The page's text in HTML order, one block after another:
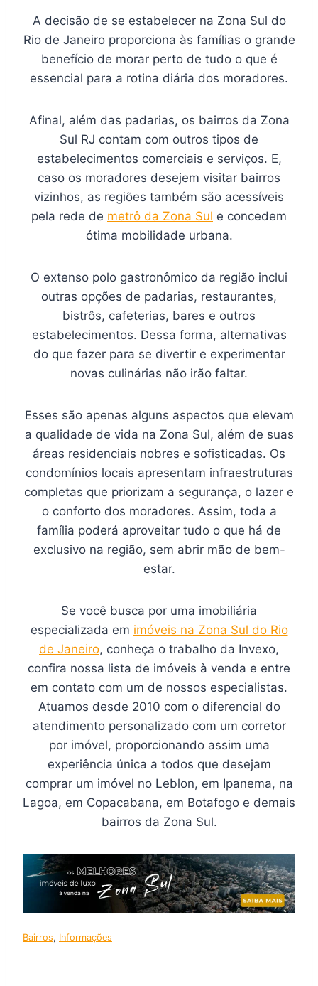
A decisão de se estabelecer na Zona Sul do
Rio de Janeiro proporciona às famílias o grande
benefício de morar perto de tudo o que é
essencial para a rotina diária dos moradores.
Afinal, além das padarias, os bairros da Zona
Sul RJ contam com outros tipos de
estabelecimentos comerciais e serviços. E,
caso os moradores desejem visitar bairros
vizinhos, as regiões também são acessíveis
pela rede de metrô da Zona Sul e concedem
ótima mobilidade urbana.
O extenso polo gastronômico da região inclui
outras opções de padarias, restaurantes,
bistrôs, cafeterias, bares e outros
estabelecimentos. Dessa forma, alternativas
do que fazer para se divertir e experimentar
novas culinárias não irão faltar.
Esses são apenas alguns aspectos que elevam
a qualidade de vida na Zona Sul, além de suas
áreas residenciais nobres e sofisticadas. Os
condomínios locais apresentam infraestruturas
completas que priorizam a segurança, o lazer e
o conforto dos moradores. Assim, toda a
família poderá aproveitar tudo o que há de
exclusivo na região, sem abrir mão de bem-
estar.
Se você busca por uma imobiliária
especializada em imóveis na Zona Sul do Rio
de Janeiro, conheça o trabalho da Invexo,
confira nossa lista de imóveis à venda e entre
em contato com um de nossos especialistas.
Atuamos desde 2010 com o diferencial do
atendimento personalizado com um corretor
por imóvel, proporcionando assim uma
experiência única a todos que desejam
comprar um imóvel no Leblon, em Ipanema, na
Lagoa, em Copacabana, em Botafogo e demais
bairros da Zona Sul.
Bairros, Informações